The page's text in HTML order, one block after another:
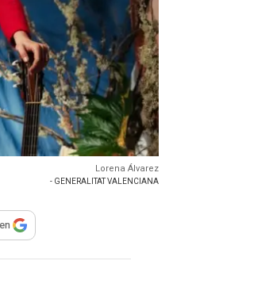
Lorena Álvarez
- GENERALITAT VALENCIANA
compartir